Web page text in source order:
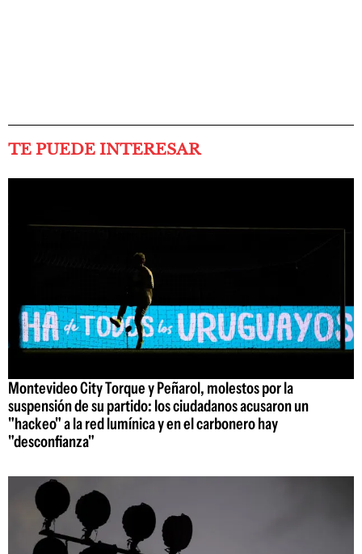
TE PUEDE INTERESAR
Montevideo City Torque y Peñarol, molestos por la
suspensión de su partido: los ciudadanos acusaron un
"hackeo" a la red lumínica y en el carbonero hay
"desconfianza"